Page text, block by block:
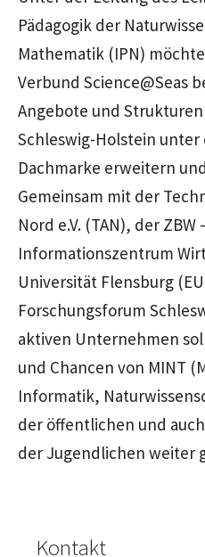
Pädagogik der
Mathematik (IPN)
Verbund Science@Seas
Angebote und
Schleswig-Holstein unter
Dachmarke erweitern
Gemeinsam mit der
Nord e.V. (TAN), der ZBW
Informationszentrum
Universität Flensburg
Forschungsforum
aktiven Unternehmen
und Chancen von MINT
Informatik,
der öffentlichen und
der Jugendlichen weiter
Kontakt